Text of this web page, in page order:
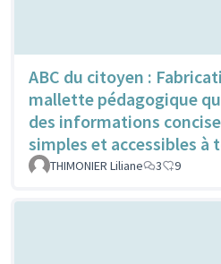
ABC du citoyen :
mallette pédagogique
des informations
simples et accessibles à
THIMONIER Liliane 3 9